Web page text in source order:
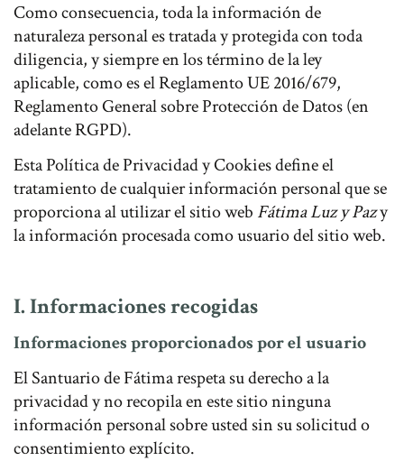
Como consecuencia, toda la información de
naturaleza personal es tratada y protegida con toda
diligencia, y siempre en los término de la ley
aplicable, como es el Reglamento UE 2016/679,
Reglamento General sobre Protección de Datos (en
adelante RGPD).
Esta Política de Privacidad y Cookies define el
tratamiento de cualquier información personal que se
proporciona al utilizar el sitio web Fátima Luz y Pazy
la información procesada como usuario del sitio web.
I. Informaciones recogidas
Informaciones proporcionados por el usuario
El Santuario de Fátima respeta su derecho a la
privacidad y no recopila en este sitio ninguna
información personal sobre usted sin su solicitud o
consentimiento explícito.